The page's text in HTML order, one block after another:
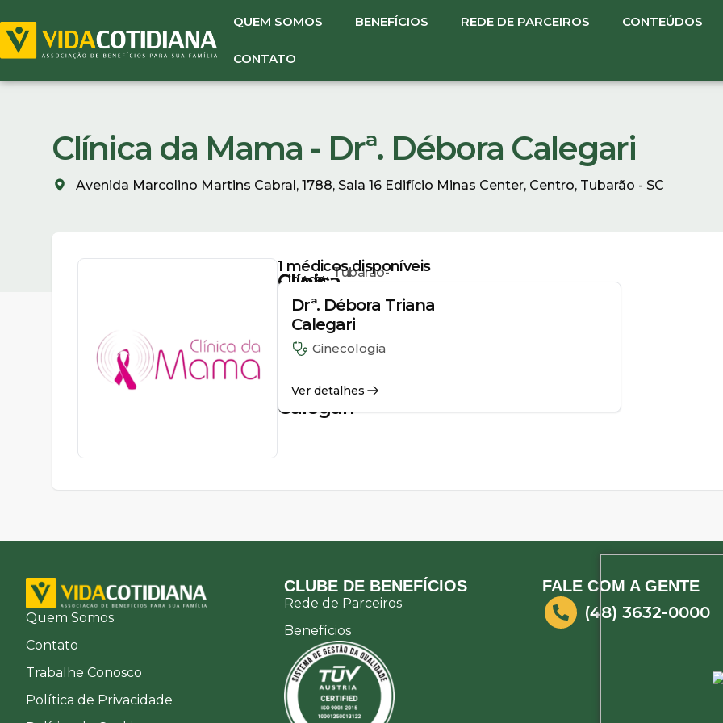
QUEM SOMOS BENEFÍCIOS REDE DE PARCEIROS CONTEÚDOS
CONTATO
Clínica da Mama - Drª. Débora Calegari
Avenida Marcolino Martins Cabral, 1788, Sala 16 Edifício Minas Center, Centro, Tubarão - SC
Clínica
da
Mama
Débora
Calegari
Cidade:Tubarão-
SC
(48)
3622-
2819
(48)
99845-
1 médicos disponíveis
Drª. Débora Triana
Calegari
Ginecologia
Ver detalhes
Quem Somos
Contato
Trabalhe Conosco
Política de Privacidade
CLUBE DE BENEFÍCIOS
Rede de Parceiros
Benefícios
FALE COM A GENTE
(48) 3632-0000